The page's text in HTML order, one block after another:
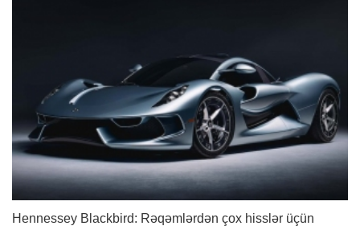
Hennessey Blackbird: Rəqəmlərdən çox hisslər üçün